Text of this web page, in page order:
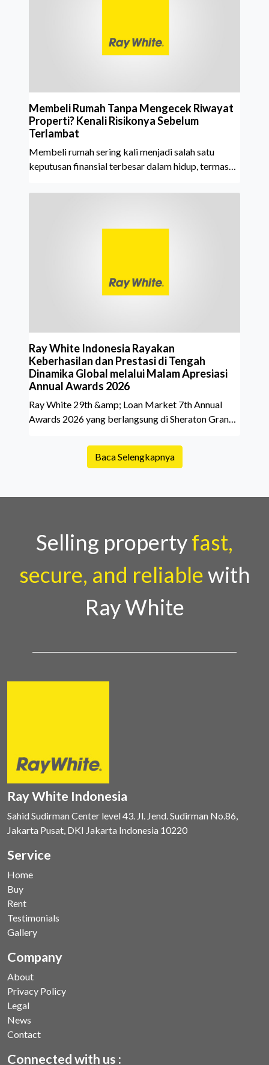
White Indonesia. Top Brand Award m
Membeli Rumah Tanpa Mengecek Riwayat
Properti? Kenali Risikonya Sebelum
Terlambat
Membeli rumah sering kali menjadi salah satu
keputusan finansial terbesar dalam hidup, termasuk
aktif merencanakan kepemilikan hunian maupun
kepemilikan hingga riwaya
Ray White Indonesia Rayakan
Keberhasilan dan Prestasi di Tengah
Dinamika Global melalui Malam Apresiasi
Annual Awards 2026
Ray White 29th &amp; Loan Market 7th Annual
Awards 2026 yang berlangsung di Sheraton Grand
menjadi momen istimewa bagi para pelaku industri
properti dan keuangan. Lebih dari 400 marketing
Country Director Ray White Indon
Baca Selengkapnya
Selling propertyfast,
secure, and reliablewith
Ray White
Ray White Indonesia
Sahid Sudirman Center level 43. Jl. Jend. Sudirman No.86,
Jakarta Pusat, DKI Jakarta Indonesia 10220
Service
Home
Buy
Rent
Testimonials
Gallery
Company
About
Privacy Policy
Legal
News
Contact
Connected with us :